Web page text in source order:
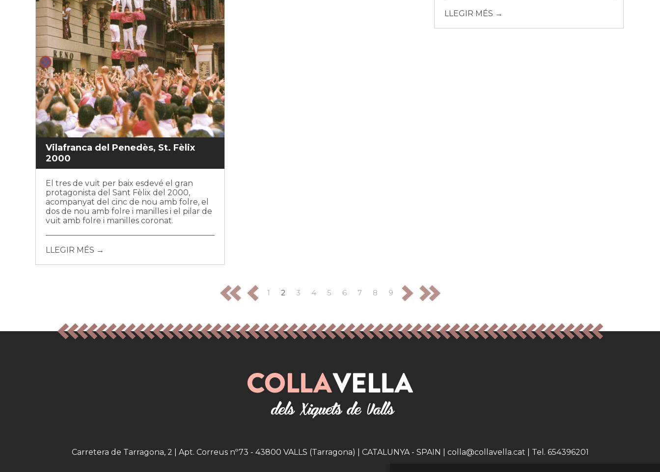
LLEGIR MÉS →
Vilafranca del Penedès, St. Fèlix
2000
El tres de vuit per baix esdevé el gran
protagonista del Sant Fèlix del 2000,
acompanyat del cinc de nou amb folre, el
dos de nou amb folre i manilles i el pilar de
vuit amb folre i manilles coronat.
LLEGIR MÉS →
1 2 3 4 5 6 7 8 9
Carretera de Tarragona, 2 | Apt. Correus nº73 - 43800 VALLS (Tarragona) | CATALUNYA - SPAIN | colla@collavella.cat | Tel. 654396201